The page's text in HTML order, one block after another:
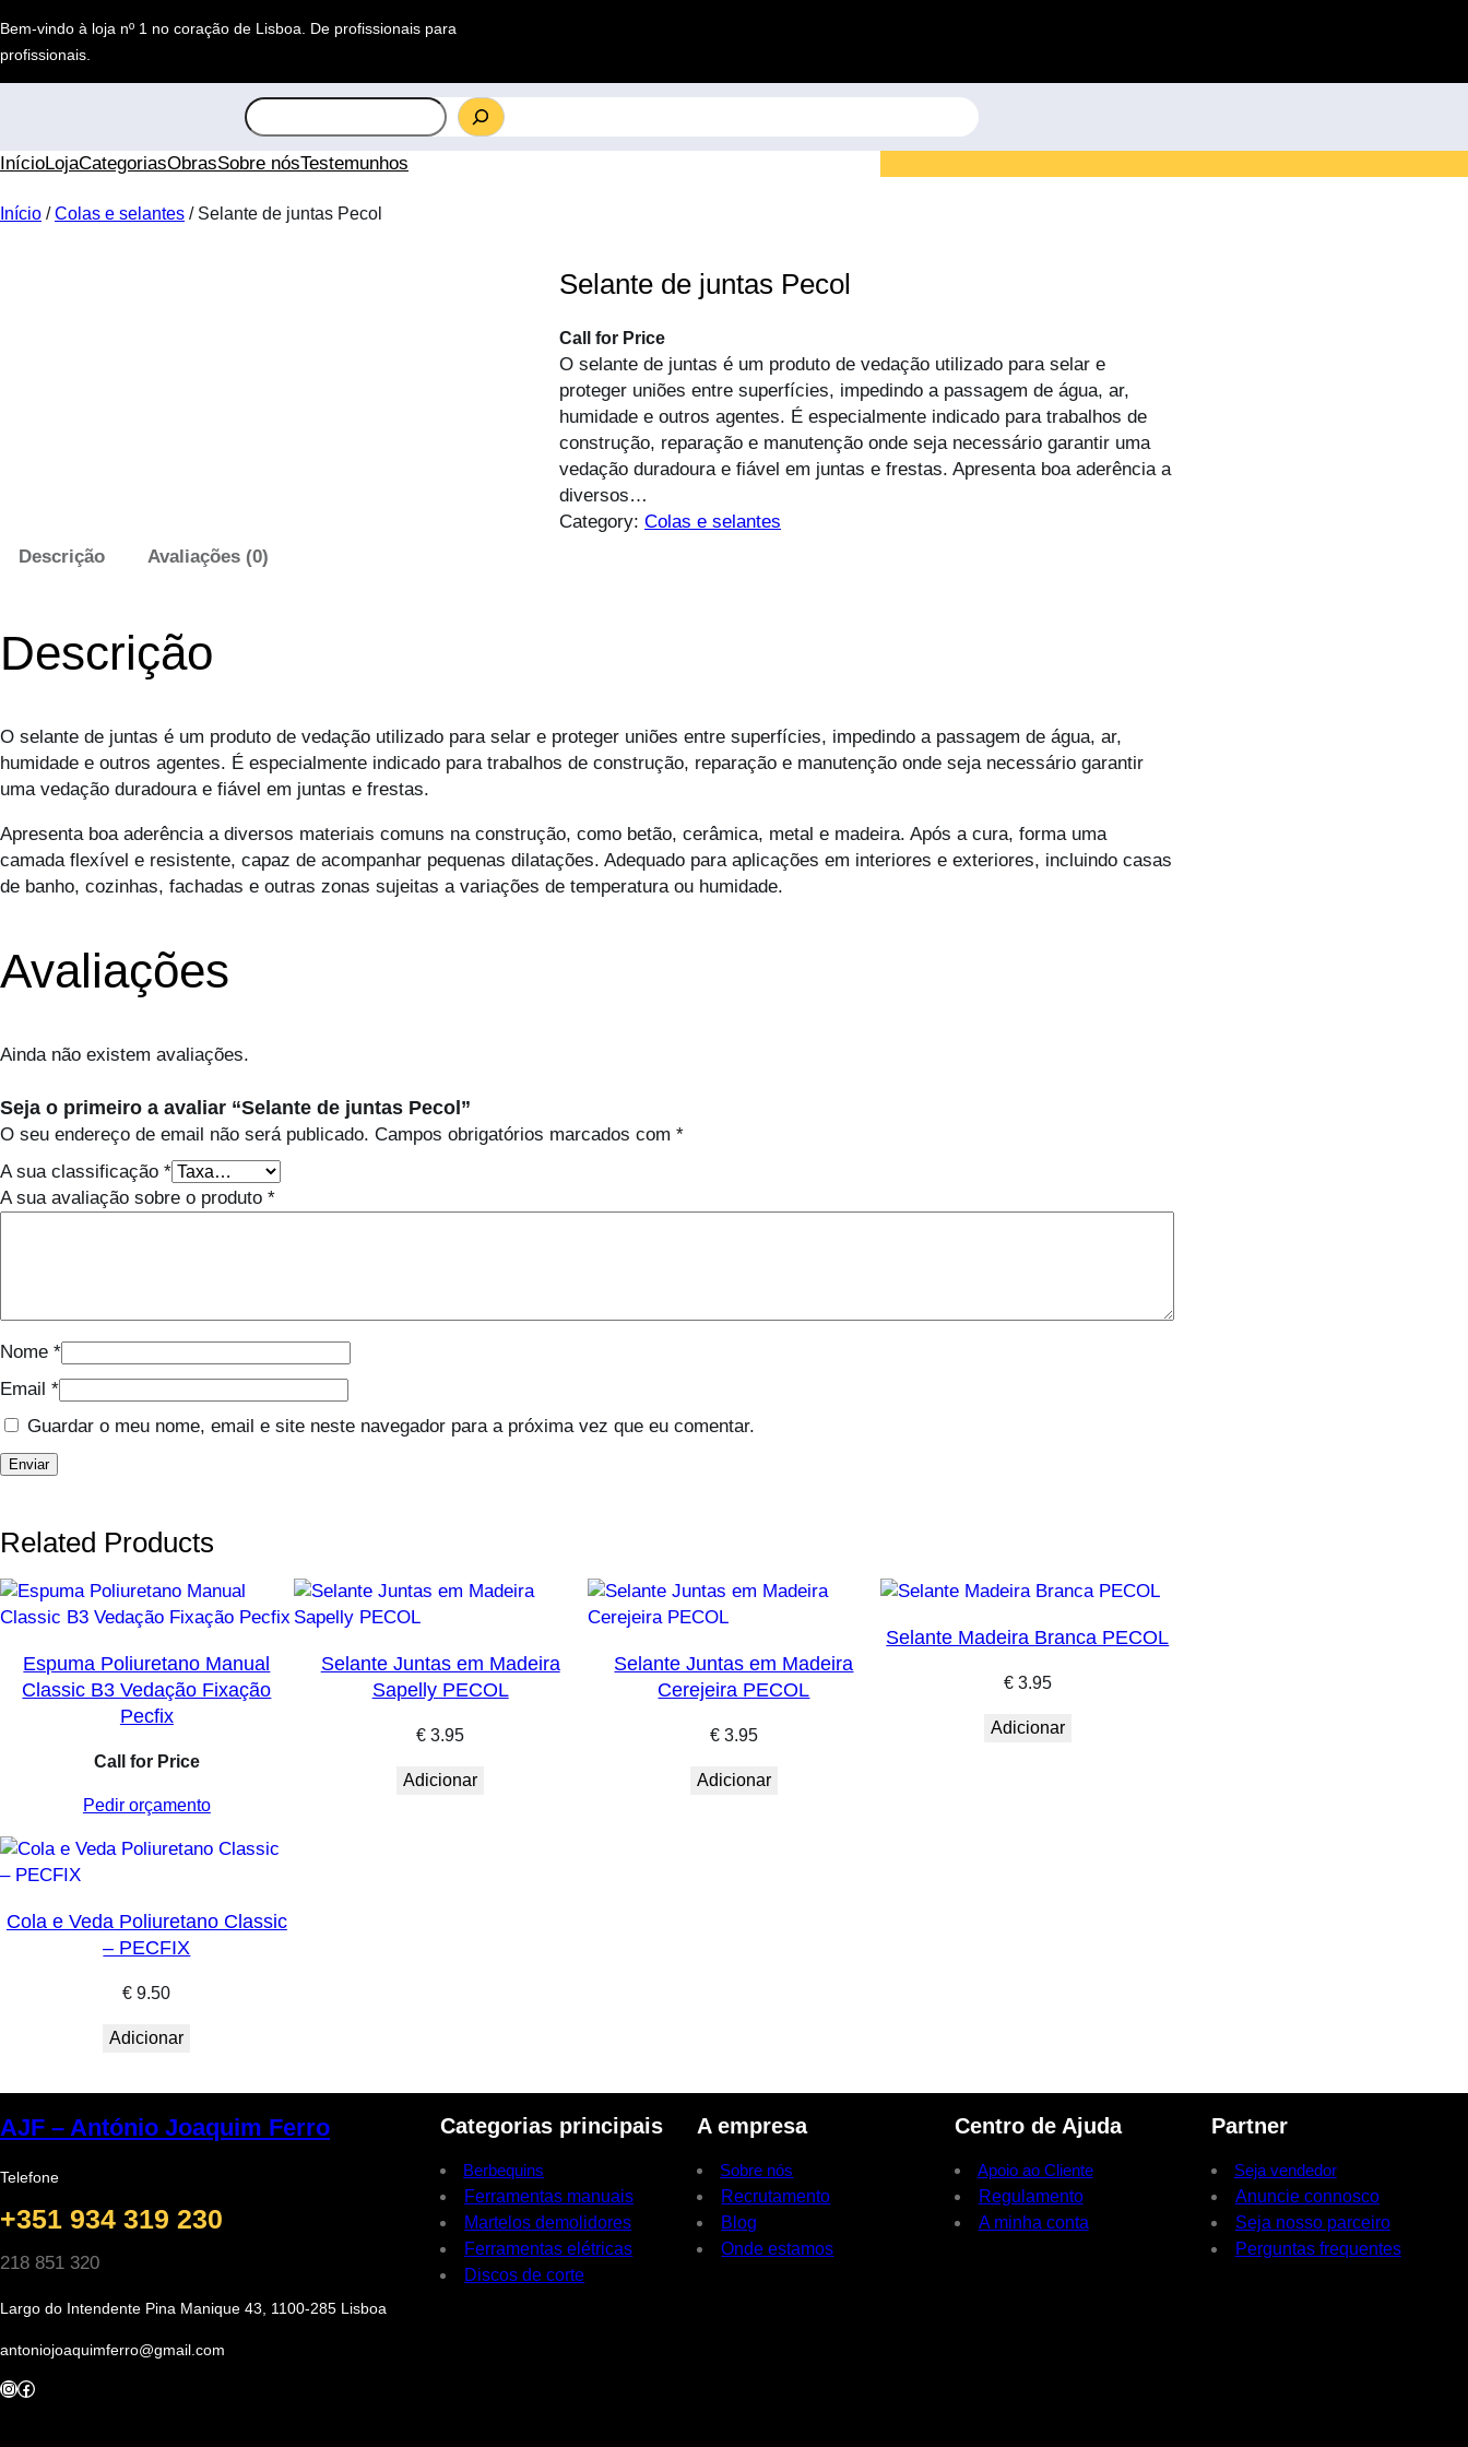
para
o
conteúdo
Bem-vindo à loja nº 1 no coração de Lisboa. De profissionais para
profissionais
S
e
a
c
InícioLojaCategoriasObrasSobre nósTestemunhos
Início /Colas e selantes / Selante de juntas Pecol
Selante de juntas Pecol
Call for Price
O selante de juntas é um produto de vedação utilizado para selar e
proteger uniões entre superfícies, impedindo a passagem de água, ar,
humidade e outros agentes. É especialmente indicado para trabalhos de
construção, reparação e manutenção onde seja necessário garantir uma
vedação duradoura e fiável em juntas e frestas. Apresenta boa aderência a
diversos…
Category: Colas e selantes
Descrição
Avaliações (0)
Descrição
O selante de juntas é um produto de vedação utilizado para selar e proteger uniões entre superfícies, impedindo a passagem de água, ar,
humidade e outros agentes. É especialmente indicado para trabalhos de construção, reparação e manutenção onde seja necessário garantir
uma vedação duradoura e fiável em juntas e frestas.
Apresenta boa aderência a diversos materiais comuns na construção, como betão, cerâmica, metal e madeira. Após a cura, forma uma
camada flexível e resistente, capaz de acompanhar pequenas dilatações. Adequado para aplicações em interiores e exteriores, incluindo casas
de banho, cozinhas, fachadas e outras zonas sujeitas a variações de temperatura ou humidade.
Avaliações
Ainda não existem avaliações.
Seja o primeiro a avaliar “Selante de juntas Pecol”
O seu endereço de email não será publicado. Campos obrigatórios marcados com *
A sua classificação *
A sua avaliação sobre o produto *
Nome *
Email *
Guardar o meu nome, email e site neste navegador para a próxima vez que eu comentar.
Related Products
Espuma Poliuretano Manual
Classic B3 Vedação Fixação
Pecfix
Call for Price
Pedir orçamento
Selante Juntas em Madeira
Sapelly PECOL
€ 3.95
Adicionar
Selante Juntas em Madeira
Cerejeira PECOL
€3.95
Adicionar
Selante Madeira Branca PECOL
€3.95
Adicionar
Cola e Veda Poliuretano Classic
– PECFIX
€ 9.50
Adicionar
AJF – António Joaquim Ferro
Telefone
+351 934 319 230
218 851 320
Largo do Intendente Pina Manique 43, 1100-285 Lisboa
antoniojoaquimferro@gmail.com
InstagramFacebook
Categorias principais
Berbequins
Ferramentas manuais
Martelos demolidores
Ferramentas elétricas
Discos de corte
A empresa
Sobre nós
Recrutamento
Blog
Onde estamos
Centro de Ajuda
Apoio ao Cliente
Regulamento
A minha conta
Partner
Seja vendedor
Anuncie connosco
Seja nosso parceiro
Perguntas frequentes